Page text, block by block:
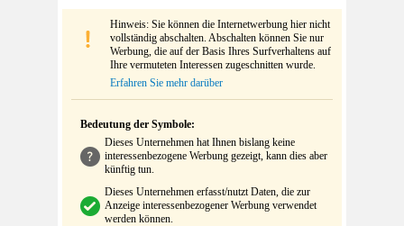
Hinweis: Sie können die Internetwerbung hier nicht
vollständig abschalten. Abschalten können Sie nur
Werbung, die auf der Basis Ihres Surfverhaltens auf
Ihre vermuteten Interessen zugeschnitten wurde.
Erfahren Sie mehr darüber
Bedeutung der Symbole:
Dieses Unternehmen hat Ihnen bislang keine
interessenbezogene Werbung gezeigt, kann dies aber
künftig tun.
Dieses Unternehmen erfasst/nutzt Daten, die zur
Anzeige interessenbezogener Werbung verwendet
werden können.